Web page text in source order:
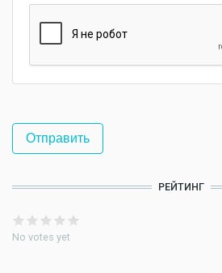
РЕЙТИНГ
No votes yet